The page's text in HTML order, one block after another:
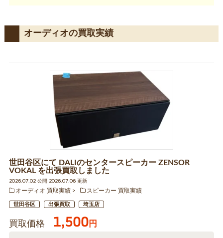
オーディオの買取実績
世田谷区にて DALIのセンタースピーカー ZENSOR
VOKAL を出張買取しました
2026.07.02 公開 2026.07.06 更新
オーディオ 買取実績
スピーカー 買取実績
世田谷区 出張買取 埼玉店
買取価格 1,500円